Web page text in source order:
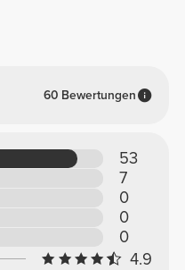
60 Bewertungen
53
7
0
0
0
4.9